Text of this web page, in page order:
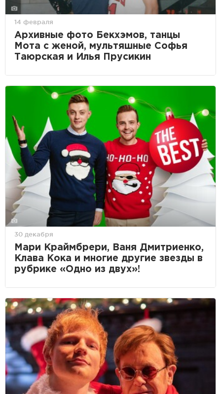
14 февраля
Архивные фото Бекхэмов, танцы
Мота с женой, мультяшные Софья
Таюрская и Илья Прусикин
30 декабря
Мари Краймбрери, Ваня Дмитриенко,
Клава Кока и многие другие звезды в
рубрике «Одно из двух»!